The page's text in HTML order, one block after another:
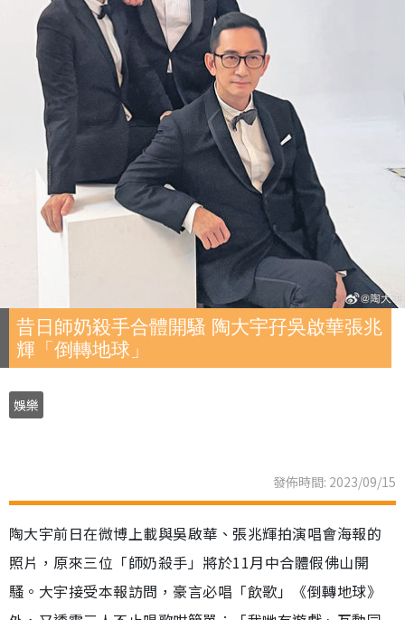
昔日師奶殺手合體開騷 陶大宇孖吳啟華張兆
輝「倒轉地球」
娛樂
發佈時間: 2023/09/15
陶大宇前日在微博上載與吳啟華、張兆輝拍演唱會海報的
照片，原來三位「師奶殺手」將於11月中合體假佛山開
騷。大宇接受本報訪問，豪言必唱「飲歌」《倒轉地球》